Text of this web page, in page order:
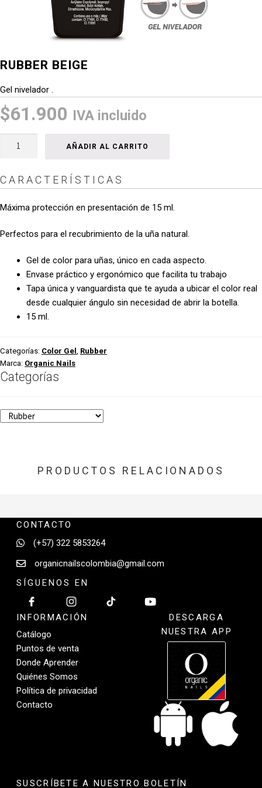
RUBBER BEIGE
Gel nivelador .
$61.900 IVA incluido
Rubber
AÑADIR AL CARRITO
CARACTERÍSTICAS
Máxima protección en presentación de 15 ml.
Perfectos para el recubrimiento de la uña natural.
Gel de color para uñas, único en cada aspecto.
Envase práctico y ergonómico que facilita tu trabajo
Tapa única y vanguardista que te ayuda a ubicar el color real
desde cualquier ángulo sin necesidad de abrir la botella.
15 ml.
Categorías: Color Gel
Rubber
Marca: Organic Nails
Categorías
PRODUCTOS RELACIONADOS
CONTACTO
(+57) 322 5853264
organicnailscolombia@gmail.com
SÍGUENOS EN
INFORMACIÓN
Catálogo
Puntos de venta
Donde Aprender
Quiénes Somos
Política de privacidad
Contacto
DESCARGA
NUESTRA APP
SUSCRÍBETE A NUESTRO BOLETÍN